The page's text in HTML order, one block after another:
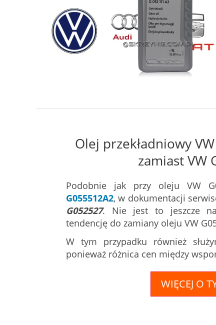
Olej przekładniowy
zamiast VW
Podobnie jak przy oleju VW
G055512A2, w dokumentacji
G052527. Nie jest to jeszcze
tendencję do zamiany oleju VW
W tym przypadku również
ponieważ różnica cen między
WIĘCEJ O